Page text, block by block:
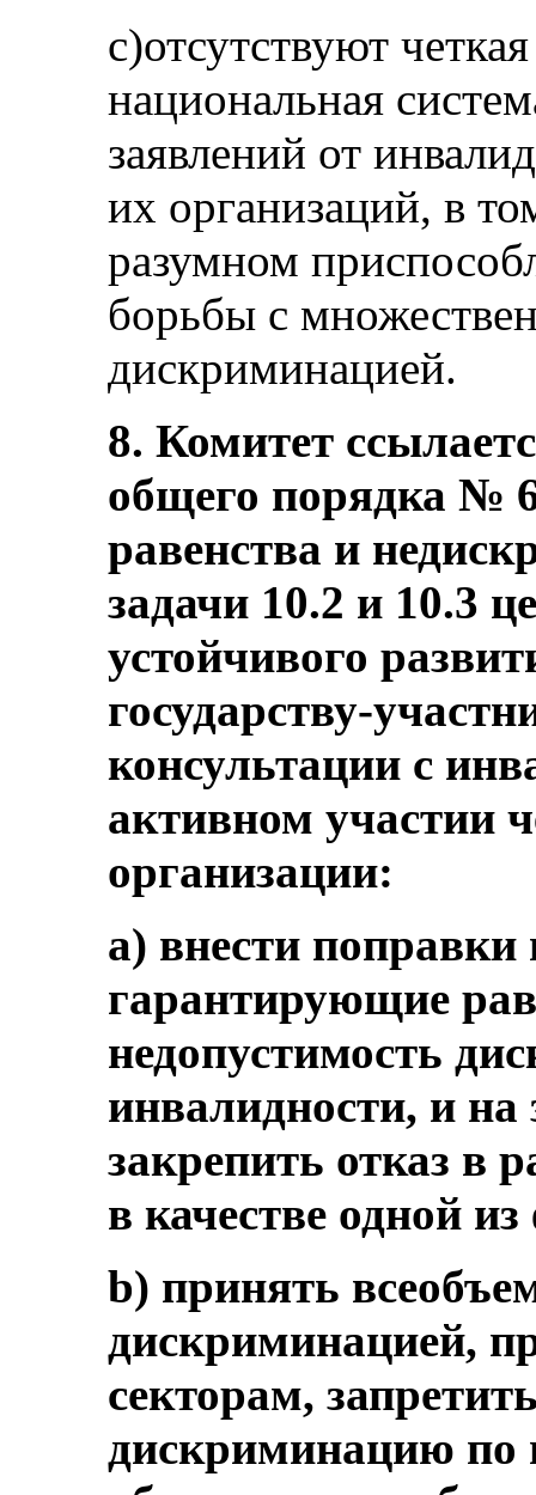
c)отсутствуют
национальная
заявлений от
их организаций, в
разумном
борьбы с
дискриминацией.
8. Комитет
общего порядка №
равенства и
задачи 10.2 и 10.3
устойчивого
государству-
консультации с
активном участии
организации:
a) внести
гарантирующие
недопустимость
инвалидности, и на
закрепить отказ в
в качестве одной
b) принять
дискриминацией,
секторам,
дискриминацию по